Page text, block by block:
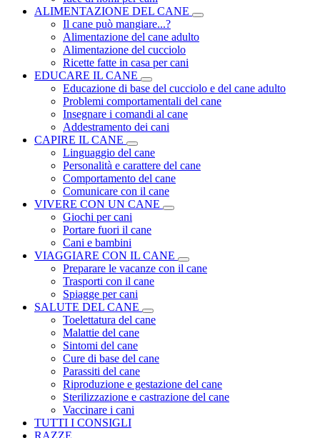
ALIMENTAZIONE DEL CANE
Il cane può mangiare...?
Alimentazione del cane adulto
Alimentazione del cucciolo
Ricette fatte in casa per cani
EDUCARE IL CANE
Educazione di base del cucciolo e del cane adulto
Problemi comportamentali del cane
Insegnare i comandi al cane
Addestramento dei cani
CAPIRE IL CANE
Linguaggio del cane
Personalità e carattere del cane
Comportamento del cane
Comunicare con il cane
VIVERE CON UN CANE
Giochi per cani
Portare fuori il cane
Cani e bambini
VIAGGIARE CON IL CANE
Preparare le vacanze con il cane
Trasporti con il cane
Spiagge per cani
SALUTE DEL CANE
Toelettatura del cane
Malattie del cane
Sintomi del cane
Cure di base del cane
Parassiti del cane
Riproduzione e gestazione del cane
Sterilizzazione e castrazione del cane
Vaccinare i cani
TUTTI I CONSIGLI
RAZZE